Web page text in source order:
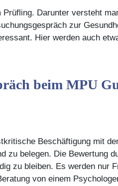
Darunter versteht
zur
Hier werden auch
beim MPU
Beschäftigung mit
zu belegen. Die Bewertung
zu bleiben. Es werden nur
von einem